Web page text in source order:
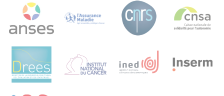
des témoins (n=200 cas + 200 témoins à chaque vague)
ayant respectivement ou non recouru à l’HAD, et appariés
sur le type de cancer, la molécule et l’âge, dont les grandes
caractéristiques seront décrites ; enfin, une étude cas-
témoins plus large, sur 400 premiers cas de 2021 et leur
témoins associés étudiant plus précisément les
déterminants du recours à l’AHD, notamment les
caractéristiques démographiques et sociales, en
particuliers les conditions matérielles de vie et l’isolement.
PERSPECTIVES : Nos résultats permettront de mieux
comprendre les déterminants du recours au dispositif HAD